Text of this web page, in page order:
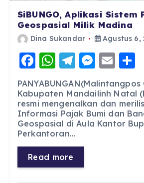
SiBUNGO, Aplikasi Sistem
Geospasial Milik Madina
Dina Sukandar Agustus 6,
F
a
c
e
b
o
o
k
W
h
a
ts
A
p
p
T
el
e
g
r
M
e
ss
e
n
E
ai
l
Kabupaten Mandailinh Natal
resmi mengenalkan dan
Informasi Pajak Bumi dan
Geospasial di Aula Kantor
Perkantoran…
Read more